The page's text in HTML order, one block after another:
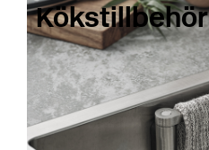
Kökstillbehör